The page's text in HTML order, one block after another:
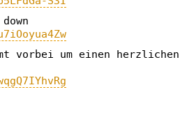
vorbei um einen herzlichen